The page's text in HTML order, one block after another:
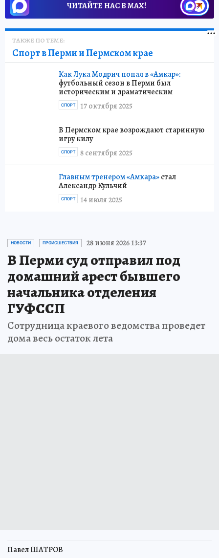
ЧИТАЙТЕ НАС В МАХ!
ТАКЖЕ ПО ТЕМЕ:
Спорт в Перми и Пермском крае
Как Лука Модрич попал в «Амкар»:
футбольный сезон в Перми был
историческим и драматическим
17 октября 2025
СПОРТ
В Пермском крае возрождают старинную
игру килу
8 сентября 2025
СПОРТ
Главным тренером «Амкара»стал
Александр Кульчий
14 июля 2025
СПОРТ
НОВОСТИ ПРОИСШЕСТВИЯ 28 июня 2026 13:37
В Перми суд отправил под
домашний арест бывшего
начальника отделения
ГУФССП
Сотрудница краевого ведомства проведет
дома весь остаток лета
Павел ШАТРОВ